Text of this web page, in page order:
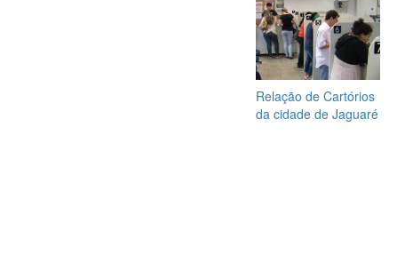
Relação de Cartórios
da cidade de Jaguaré